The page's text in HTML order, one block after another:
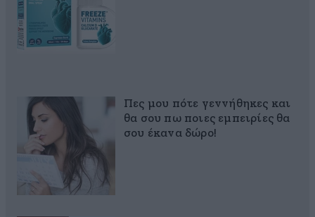
Πες μου πότε γεννήθηκες και
θα σου πω ποιες εμπειρίες θα
σου έκανα δώρο!